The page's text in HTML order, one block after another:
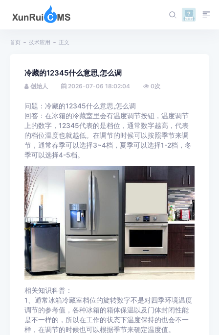
首页 技术应用 正文
冷藏的12345什么意思,怎么调
创始人 2026-07-06 18:02:04 0次
问题：冷藏的12345什么意思,怎么调
回答：在冰箱的冷藏室里会有温度调节按钮，温度调节
上的数字，12345代表的是档位，通常数字越高，代表
的档位温度也就越低。在调节的时候可以按照季节来调
节，通常春季可以选择3~4档，夏季可以选择1-2档，冬
季可以选择4-5档。
相关知识科普：
1、通常冰箱冷藏室档位的旋转数字不是对四季环境温度
调节的参考值，各种冰箱的箱体保温以及门体封闭性能
是不一样的，所以在工作的状态下温度保持的也会不一
样，在调节的时候也可以根据季节来确定温度值。